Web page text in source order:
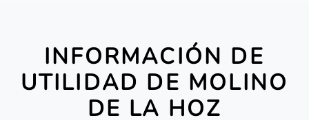
INFORMACIÓN DE
UTILIDAD DE MOLINO
DE LA HOZ